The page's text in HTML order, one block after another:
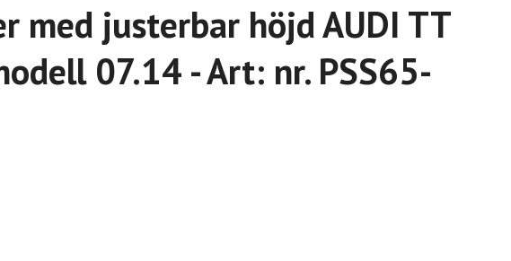
med justerbar höjd AUDI TT
07.14 - Art: nr. PSS65-